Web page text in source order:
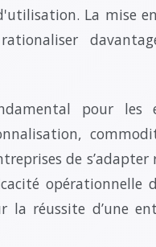
La mise
pour les
de
opérationnelle
réussite d’une